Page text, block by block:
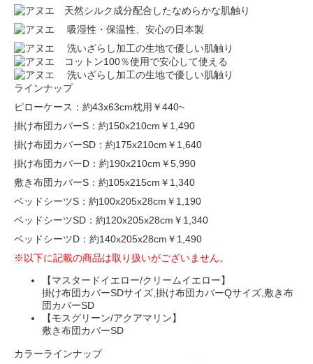
ラインナップ
ピローケース：約43x63cm枕用 ￥440~
掛け布団カバーS：約150x210cm ￥1,490
掛け布団カバーSD：約175x210cm ￥1,640
掛け布団カバーD：約190x210cm ￥5,990
敷き布団カバーS：約105x215cm ￥1,340
ベッドシーツS：約100x205x28cm ￥1,190
ベッドシーツSD：約120x205x28cm ￥1,340
ベッドシーツD：約140x205x28cm ￥1,490
※以下に記載の商品は取り扱いがございません。
【マスタードイエロー/クリームイエロー】
掛け布団カバーSDサイズ,掛け布団カバーQサイズ,敷き布
団カバーSD
【モスグリーン/アクアマリン】
敷き布団カバーSD
カラーラインナップ